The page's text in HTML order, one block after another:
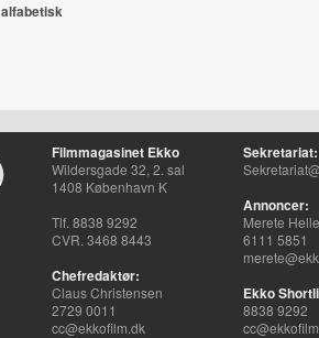
alfabetisk
Filmmagasinet Ekko
Wildersgade 32, 2. sal
1408 København K
Tlf. 8838 9292
CVR. 3468 8443
Chefredaktør:
Claus Christensen
2729 0011
cc@ekkofilm.dk
Sekretariat:
Annoncer:
Merete
6111 5851
Ekko
8838 9292